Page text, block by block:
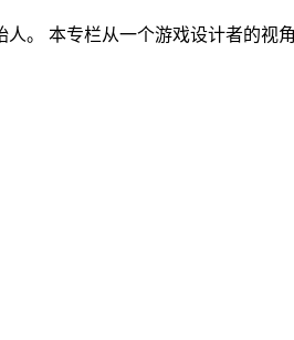
。 本专栏从一个游戏设计者的视